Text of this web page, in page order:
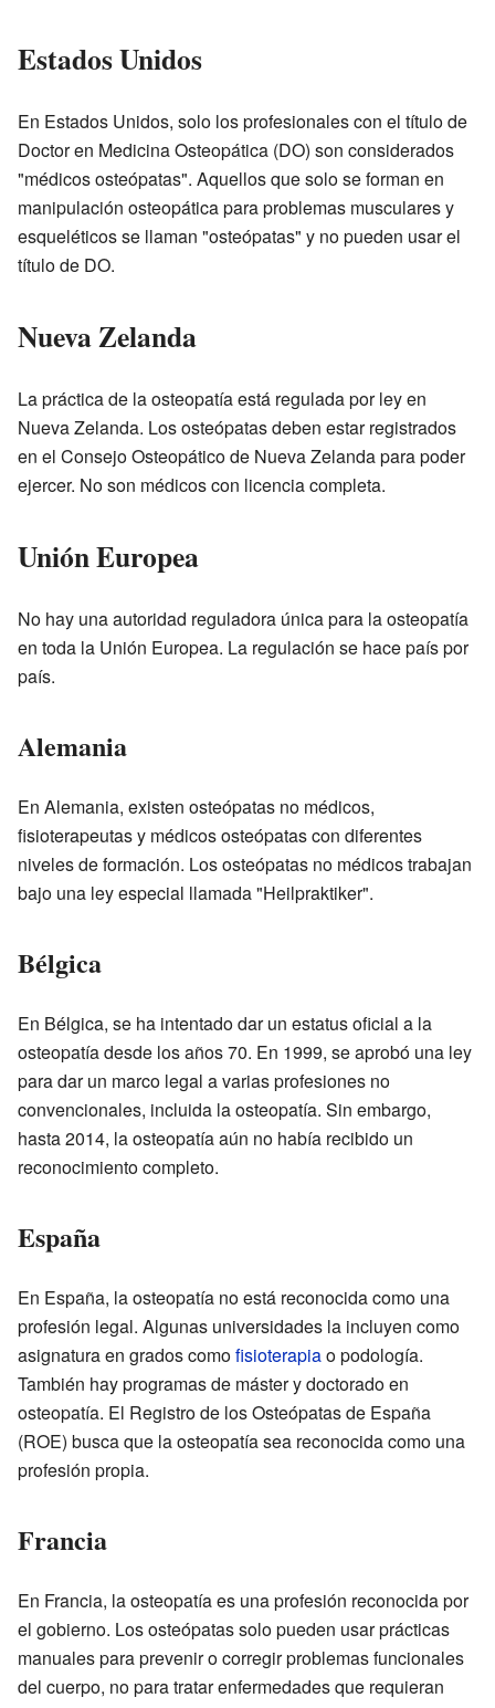
Estados Unidos
En Estados Unidos, solo los profesionales con el título de
Doctor en Medicina Osteopática (DO) son considerados
"médicos osteópatas". Aquellos que solo se forman en
manipulación osteopática para problemas musculares y
esqueléticos se llaman "osteópatas" y no pueden usar el
título de DO.
Nueva Zelanda
La práctica de la osteopatía está regulada por ley en
Nueva Zelanda. Los osteópatas deben estar registrados
en el Consejo Osteopático de Nueva Zelanda para poder
ejercer. No son médicos con licencia completa.
Unión Europea
No hay una autoridad reguladora única para la osteopatía
en toda la Unión Europea. La regulación se hace país por
país.
Alemania
En Alemania, existen osteópatas no médicos,
fisioterapeutas y médicos osteópatas con diferentes
niveles de formación. Los osteópatas no médicos trabajan
bajo una ley especial llamada "Heilpraktiker".
Bélgica
En Bélgica, se ha intentado dar un estatus oficial a la
osteopatía desde los años 70. En 1999, se aprobó una ley
para dar un marco legal a varias profesiones no
convencionales, incluida la osteopatía. Sin embargo,
hasta 2014, la osteopatía aún no había recibido un
reconocimiento completo.
España
En España, la osteopatía no está reconocida como una
profesión legal. Algunas universidades la incluyen como
asignatura en grados comofisioterapiao podología.
También hay programas de máster y doctorado en
osteopatía. El Registro de los Osteópatas de España
(ROE) busca que la osteopatía sea reconocida como una
profesión propia.
Francia
En Francia, la osteopatía es una profesión reconocida por
el gobierno. Los osteópatas solo pueden usar prácticas
manuales para prevenir o corregir problemas funcionales
del cuerpo, no para tratar enfermedades que requieran